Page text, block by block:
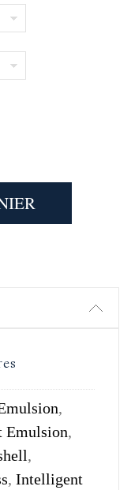
QUANTITY
,
,
,
, Intelligent